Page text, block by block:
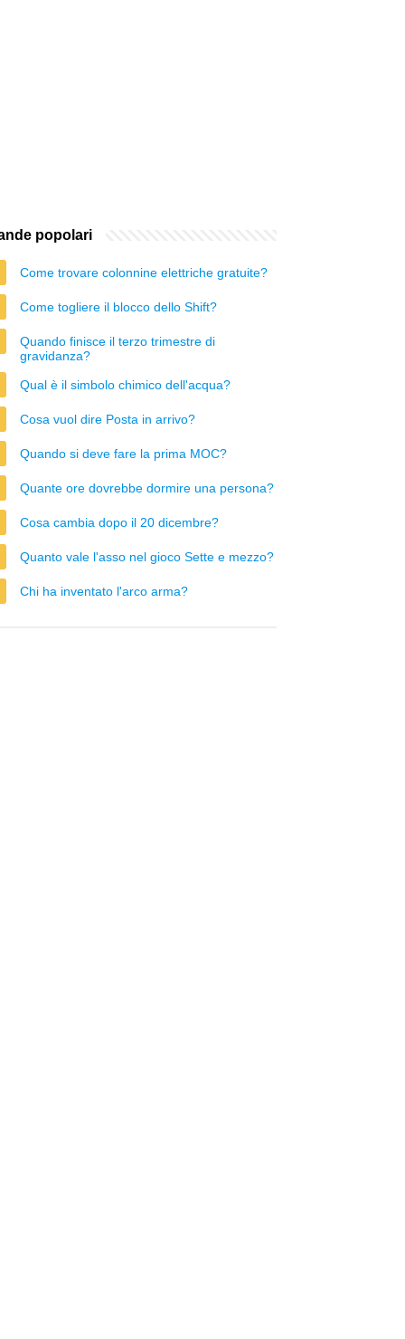
popolari
Come trovare colonnine elettriche gratuite?
Come togliere il blocco dello Shift?
Quando finisce il terzo trimestre di
gravidanza?
Qual è il simbolo chimico dell'acqua?
Cosa vuol dire Posta in arrivo?
Quando si deve fare la prima MOC?
Quante ore dovrebbe dormire una persona?
Cosa cambia dopo il 20 dicembre?
Quanto vale l'asso nel gioco Sette e mezzo?
Chi ha inventato l'arco arma?